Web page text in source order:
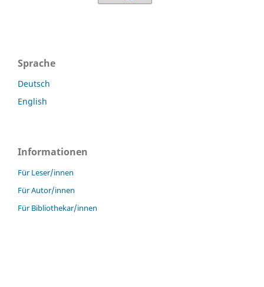
Sprache
Deutsch
English
Informationen
Für Leser/innen
Für Autor/innen
Für Bibliothekar/innen